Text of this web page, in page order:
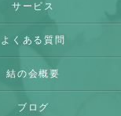
サービス
よくある質問
結の会概要
ブログ